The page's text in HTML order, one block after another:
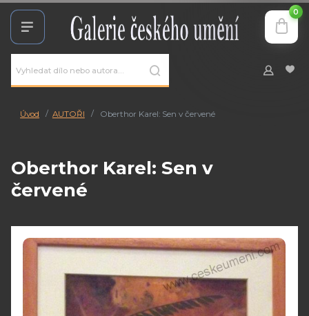
0
Úvod AUTOŘI Oberthor Karel: Sen v červené
Oberthor Karel: Sen v
červené